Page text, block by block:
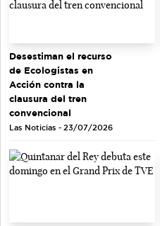
Desestiman el recurso
de Ecologistas en
Acción contra la
clausura del tren
convencional
Las Noticias - 23/07/2026